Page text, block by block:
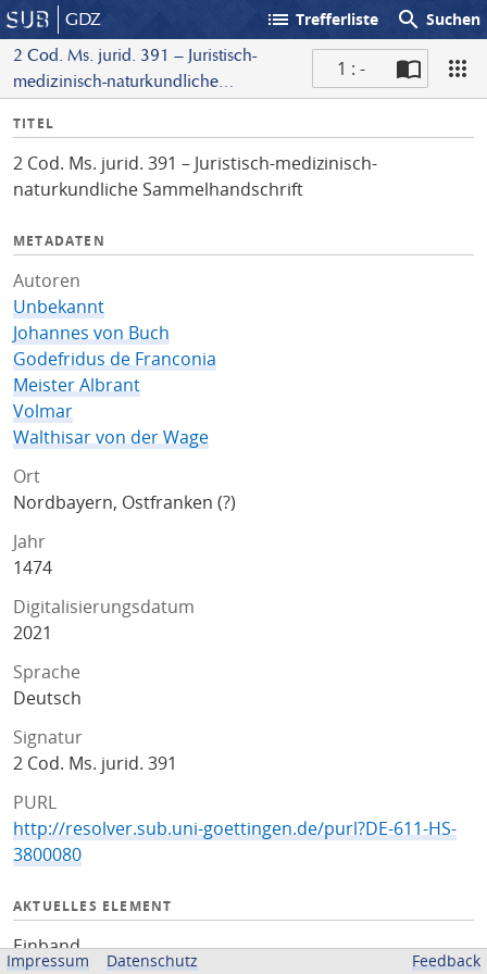
GDZ list Trefferliste search Suchen
2 Cod. Ms. jurid. 391 – Juristisch-
medizinisch-naturkundliche
1 : -
I
f
o
TITEL
2 Cod. Ms. jurid. 391 – Juristisch-medizinisch-
naturkundliche Sammelhandschrift
METADATEN
Autoren
Unbekannt
Johannes von Buch
Godefridus de Franconia
Meister Albrant
Volmar
Walthisar von der Wage
Ort
Nordbayern, Ostfranken (?)
Jahr
1474
Digitalisierungsdatum
2021
Sprache
Deutsch
Signatur
2 Cod. Ms. jurid. 391
PURL
http://resolver.sub.uni-goettingen.de/purl?DE-611-HS-
3800080
AKTUELLES ELEMENT
Einband
Impressum Datenschutz Feedback